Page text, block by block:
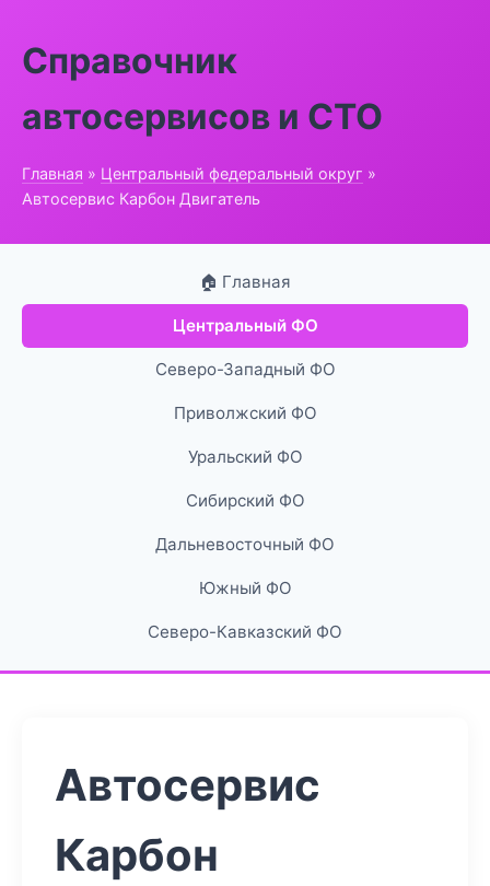
Справочник
автосервисов и СТО
Главная » Центральный федеральный округ »
Автосервис Карбон Двигатель
🏠 Главная
Центральный ФО
Северо-Западный ФО
Приволжский ФО
Уральский ФО
Сибирский ФО
Дальневосточный ФО
Южный ФО
Северо-Кавказский ФО
Автосервис
Карбон